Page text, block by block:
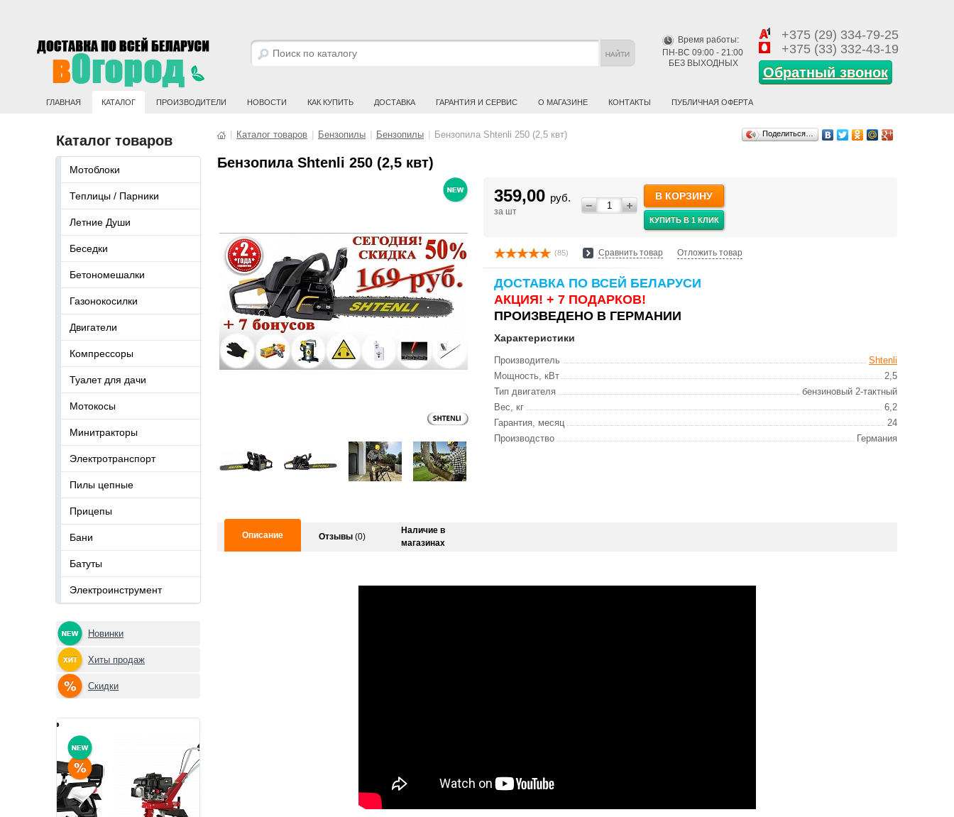
Время работы:
ПН-ВС 09:00 - 21:00
БЕЗ ВЫХОДНЫХ
+375 (29) 334-79-25
+375 (33) 332-43-19
Обратный звонок
ГЛАВНАЯ КАТАЛОГ ПРОИЗВОДИТЕЛИ НОВОСТИ КАК КУПИТЬ ДОСТАВКА ГАРАНТИЯ И СЕРВИС О МАГАЗИНЕ КОНТАКТЫ ПУБЛИЧНАЯ ОФЕРТА
Каталог товаров
Мотоблоки
Теплицы / Парники
Летние Души
Беседки
Бетономешалки
Газонокосилки
Двигатели
Компрессоры
Туалет для дачи
Мотокосы
Минитракторы
Электротранспорт
Пилы цепные
Прицепы
Бани
Батуты
Электроинструмент
Новинки
Хиты продаж
Скидки
Каталог товаров Бензопилы Бензопилы Бензопила Shtenli 250 (2,5 квт) Поделиться…
Бензопила Shtenli 250 (2,5 квт)
359,00 руб.
за шт
В КОРЗИНУ
КУПИТЬ В 1 КЛИК
(85) Сравнить товар Отложить товар
ДОСТАВКА ПО ВСЕЙ БЕЛАРУСИ
АКЦИЯ! + 7 ПОДАРКОВ!
ПРОИЗВЕДЕНО В ГЕРМАНИИ
Характеристики
Производитель
Shtenli
Мощность, кВт
2,5
Тип двигателя
бензиновый 2-тактный
Вес, кг
6,2
Гарантия, месяц
24
Производство
Германия
Описание Отзывы (0)
Наличие в
магазинах